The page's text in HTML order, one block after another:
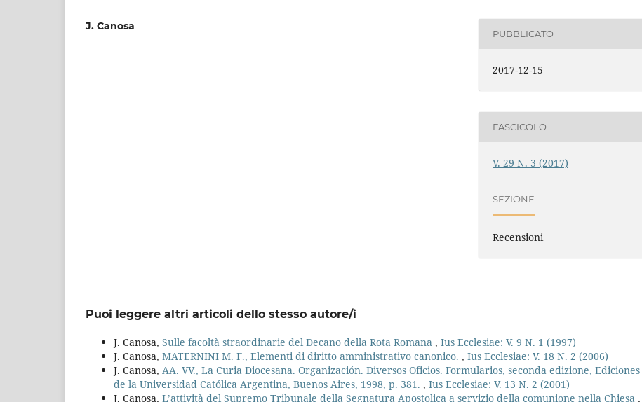
J. Canosa
PUBBLICATO
2017-12-15
FASCICOLO
V. 29 N. 3 (2017)
SEZIONE
Recensioni
Puoi leggere altri articoli dello stesso autore/i
J. Canosa, Sulle facoltà straordinarie del Decano della Rota Romana , Ius Ecclesiae: V. 9 N. 1 (1997)
J. Canosa, MATERNINI M. F., Elementi di diritto amministrativo canonico. , Ius Ecclesiae: V. 18 N. 2 (2006)
J. Canosa, AA. VV., La Curia Diocesana. Organización. Diversos Oficios. Formularios, seconda edizione, Ediciones
de la Universidad Católica Argentina, Buenos Aires, 1998, p. 381. , Ius Ecclesiae: V. 13 N. 2 (2001)
J. Canosa, L’attività del Supremo Tribunale della Segnatura Apostolica a servizio della comunione nella Chiesa ,